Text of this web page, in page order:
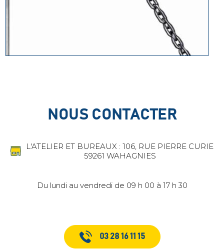
NOUS CONTACTER
L'ATELIER ET BUREAUX : 106, RUE PIERRE CURIE
59261 WAHAGNIES
Du lundi au vendredi de 09 h 00 à 17 h 30
03 28 16 11 15